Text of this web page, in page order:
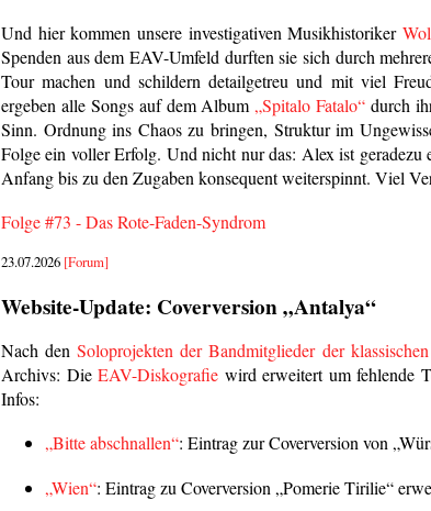
Und hier kommen unsere investigativen Musikhistoriker
Spenden aus dem EAV-Umfeld durften sie sich durch
Tour machen und schildern detailgetreu und mit viel
ergeben alle Songs auf dem Album „Spitalo Fatalo“ durch
Sinn. Ordnung ins Chaos zu bringen, Struktur im
Folge ein voller Erfolg. Und nicht nur das: Alex ist geradezu
Anfang bis zu den Zugaben konsequent weiterspinnt. Viel
Folge #73 - Das Rote-Faden-Syndrom
23.07.2026 [Forum]
Website-Update: Coverversion „Antalya“
Nach denSoloprojekten der Bandmitglieder der
Archivs: DieEAV-Diskografie wird erweitert um fehlende
Infos:
„Bitte abschnallen“: Eintrag zur Coverversion von
„Wien“: Eintrag zu Coverversion „Pomerie Tirilie“